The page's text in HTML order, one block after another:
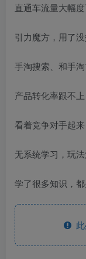
直通车流量大幅
引力魔方，用了
手淘搜索、和手
产品转化率跟不
看着竞争对手起
无系统学习，玩
学了很多知识，
此